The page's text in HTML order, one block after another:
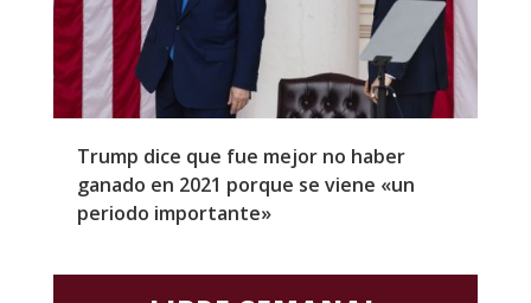
Trump dice que fue mejor no haber
ganado en 2021 porque se viene «un
periodo importante»